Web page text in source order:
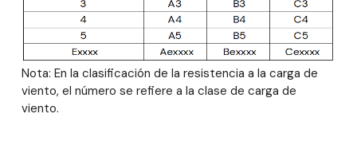
Nota: En la clasificación de la resistencia a la carga de
viento, el número se refiere a la clase de carga de
viento.